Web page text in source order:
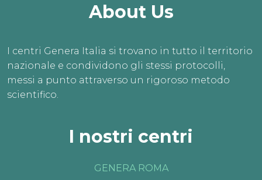
About Us
I centri Genera Italia si trovano in tutto il territorio
nazionale e condividono gli stessi protocolli,
messi a punto attraverso un rigoroso metodo
scientifico.
I nostri centri
GENERA ROMA